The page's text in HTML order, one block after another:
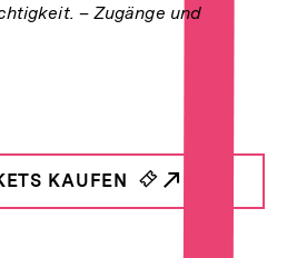
– Zugänge und
INTERNER
LINK:
KAUFEN